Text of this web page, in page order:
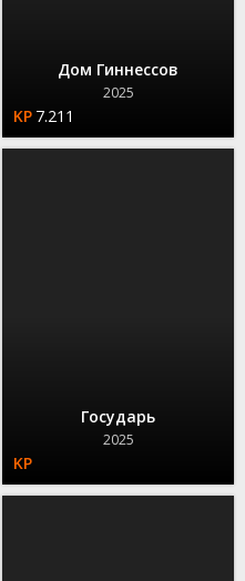
Дом Гиннессов
2025
7.211
Государь
2025